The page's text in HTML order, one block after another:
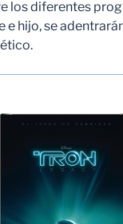
los diferentes
e hijo, se